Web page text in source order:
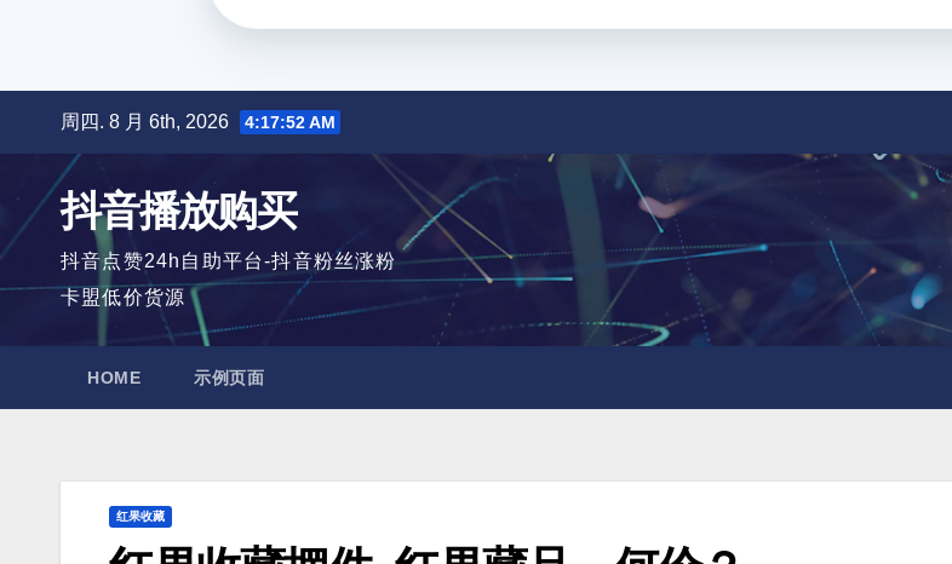
周四. 8 月 6th, 2026 4:17:53 AM
抖音播放购买
抖音点赞24h自助平台-抖音粉丝涨粉
卡盟低价货源
HOME 示例页面
红果收藏